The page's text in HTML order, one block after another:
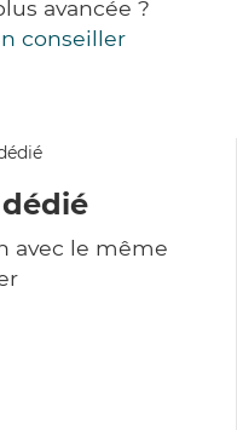
avancée ?
conseiller
avec le même